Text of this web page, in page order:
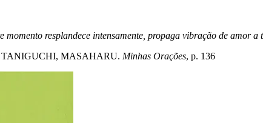
resplandece intensamente, propaga vibração de amor
TANIGUCHI, MASAHARU. Minhas Orações, p. 136